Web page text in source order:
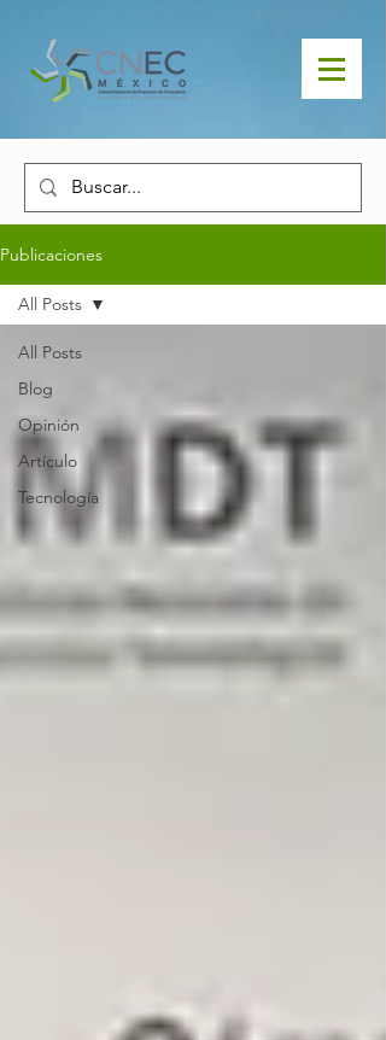
Publicaciones
All Posts
Blog
Opinión
Artículo
Tecnología
All Posts